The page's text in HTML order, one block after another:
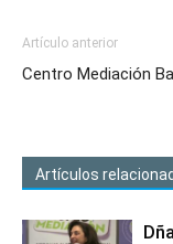
Artículo anterior
Centro Mediación
Artículos